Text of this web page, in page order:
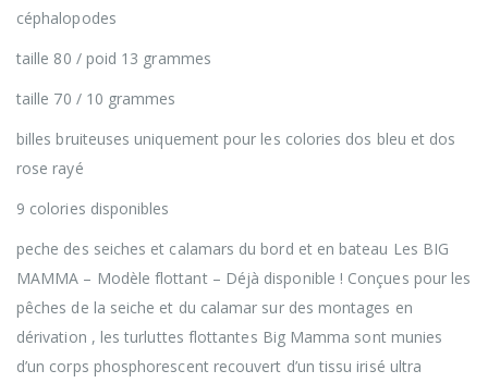
céphalopodes
taille 80 / poid 13 grammes
taille 70 / 10 grammes
billes bruiteuses uniquement pour les colories dos bleu et dos
rose rayé
9 colories disponibles
peche des seiches et calamars du bord et en bateau Les BIG
MAMMA – Modèle flottant – Déjà disponible ! Conçues pour les
pêches de la seiche et du calamar sur des montages en
dérivation , les turluttes flottantes Big Mamma sont munies
d’un corps phosphorescent recouvert d’un tissu irisé ultra